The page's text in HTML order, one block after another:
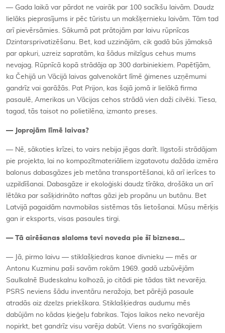
— Gada laikā var pārdot ne vairāk par 100 sacīkšu laivām. Daudz
lielāks pieprasījums ir pēc tūristu un makšķernieku laivām. Tām tad
arī pievērsāmies. Sākumā pat prātojām par laivu rūpnīcas
Dzintarsprivatizēšanu. Bet, kad uzzinājām, cik gadā būs jāmaksā
par apkuri, uzreiz sapratām, ka šādus milzīgus cehus mums
nevajag. Rūpnīcā kopā strādāja ap 300 darbiniekiem. Papētījām,
ka Čehijā un Vācijā laivas galvenokārt līmē ģimenes uzņēmumi
gandrīz vai garāžās. Pat Prijon, kas šajā jomā ir lielākā firma
pasaulē, Amerikas un Vācijas cehos strādā vien daži cilvēki. Tiesa,
tagad, tās taisot no polietilēna, izmanto preses.
— Joprojām līmē laivas?
— Nē, sākoties krīzei, to vairs nebija jēgas darīt. Ilgstoši strādājam
pie projekta, lai no kompozītmateriāliem izgatavotu dažāda izmēra
balonus dabasgāzes jeb metāna transportēšanai, kā arī ierīces to
uzpildīšanai. Dabasgāze ir ekoloģiski daudz tīrāka, drošāka un arī
lētāka par sašķidrināto naftas gāzi jeb propānu un butānu. Bet
Latvijā pagaidām navmobilas sistēmas tās lietošanai. Mūsu mērķis
gan ir eksports, visas pasaules tirgi.
— Tā airēšanas slaloms tevi noveda pie šī biznesa…
— Jā, pirmo laivu — stiklašķiedras kanoe divnieku — mēs ar
Antonu Kuzminu paši savām rokām 1969. gadā uzbūvējām
Saulkalnē Budeskalnu kolhozā, jo citādi pie tādas tikt nevarēja.
PSRS neviens šādu inventāru neražoja, bet pārējā pasaule
atradās aiz dzelzs priekškara. Stiklašķiedras audumu mēs
dabūjām no kādas ķieģeļu fabrikas. Tajos laikos neko nevarēja
nopirkt, bet gandrīz visu varēja dabūt. Viens no svarīgākajiem